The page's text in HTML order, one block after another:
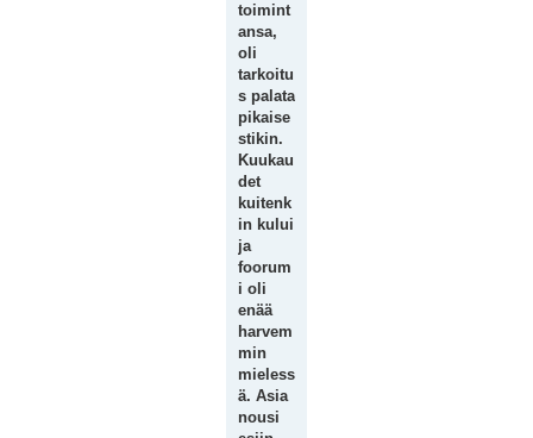
toimint
ansa,
oli
tarkoitu
s palata
pikaise
stikin.
Kuukau
det
kuitenk
in kului
ja
foorum
i oli
enää
harvem
min
mieless
ä. Asia
nousi